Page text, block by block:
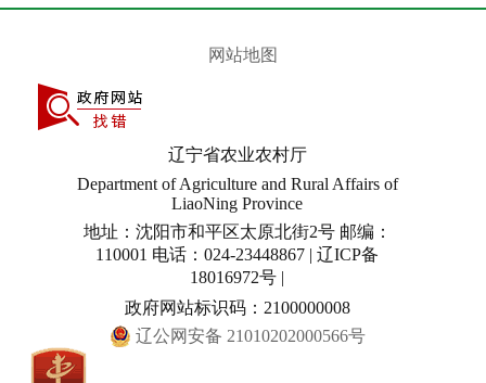
网站地图
辽宁省农业农村厅
Department of Agriculture and Rural Affairs of
LiaoNing Province
地址：沈阳市和平区太原北街2号 邮编：
110001 电话：024-23448867 | 辽ICP备
18016972号 |
政府网站标识码：2100000008
辽公网安备 21010202000566号